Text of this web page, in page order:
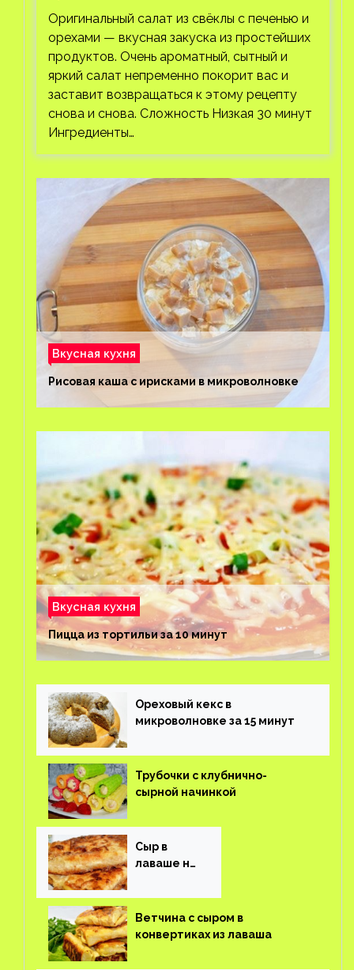
Оригинальный салат из свёклы с печенью и
орехами — вкусная закуска из простейших
продуктов. Очень ароматный, сытный и
яркий салат непременно покорит вас и
заставит возвращаться к этому рецепту
снова и снова. Сложность Низкая 30 минут
Ингредиенты…
Вкусная кухня
Рисовая каша с ирисками в микроволновке
Вкусная кухня
Пицца из тортильи за 10 минут
Ореховый кекс в
микроволновке за 15 минут
Трубочки с клубнично-
сырной начинкой
Сыр в
лаваше на
Ветчина с сыром в
конвертиках из лаваша